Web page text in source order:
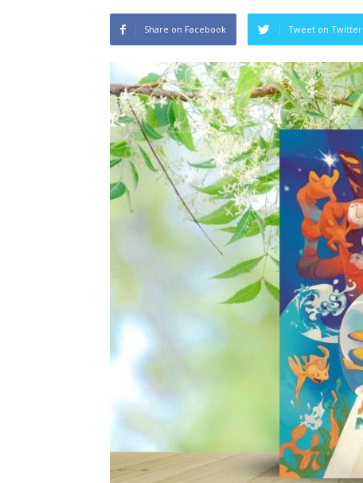
Share on Facebook Tweet on Twitter